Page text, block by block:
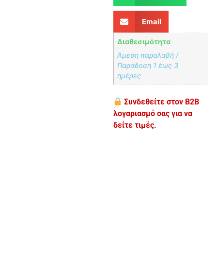
Email
Διαθεσιμότητα
Άμεση παραλαβή /
Παράδoση 1 έως 3
ημέρες
Συνδεθείτε στον B2B
λογαριασμό σας για να
δείτε τιμές.